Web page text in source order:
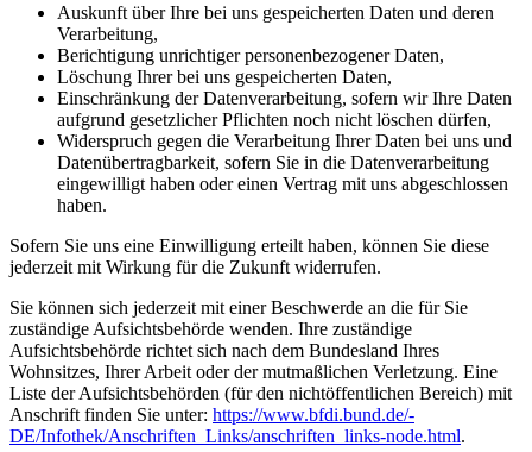
Auskunft über Ihre bei uns gespeicherten Daten und deren
Verarbeitung,
Berichtigung unrichtiger personenbezogener Daten,
Löschung Ihrer bei uns gespeicherten Daten,
Einschränkung der Datenverarbeitung, sofern wir Ihre Daten
aufgrund gesetzlicher Pflichten noch nicht löschen dürfen,
Widerspruch gegen die Verarbeitung Ihrer Daten bei uns und
Datenübertragbarkeit, sofern Sie in die Datenverarbeitung
eingewilligt haben oder einen Vertrag mit uns abgeschlossen
haben.
Sofern Sie uns eine Einwilligung erteilt haben, können Sie diese
jederzeit mit Wirkung für die Zukunft widerrufen.
Sie können sich jederzeit mit einer Beschwerde an die für Sie
zuständige Aufsichtsbehörde wenden. Ihre zuständige
Aufsichtsbehörde richtet sich nach dem Bundesland Ihres
Wohnsitzes, Ihrer Arbeit oder der mutmaßlichen Verletzung. Eine
Liste der Aufsichtsbehörden (für den nichtöffentlichen Bereich) mit
Anschrift finden Sie unter: https://www.bfdi.bund.de/­
DE/Infothek/Anschriften_Links/­anschriften_links-node.html.